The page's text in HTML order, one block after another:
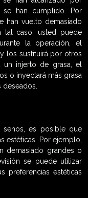
han cumplido. Por
han vuelto demasiado
tal caso, usted puede
la operación, el
los sustituirá por otros
injerto de grasa, el
o inyectará más grasa
senos, es posible que
estéticas. Por ejemplo,
demasiado grandes o
se puede utilizar
preferencias estéticas